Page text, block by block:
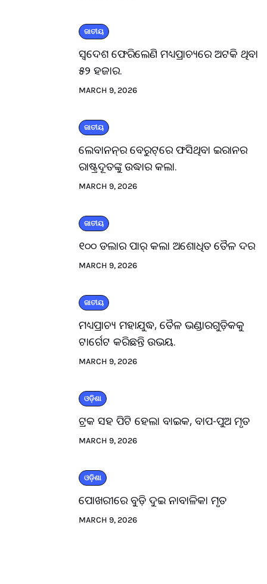
ଜାତୀୟ
ସ୍ବଦେଶ ଫେରିଲେଣି ମଧ୍ୟପ୍ରାଚ୍ୟରେ ଅଟକି ଥିବା
୫୨ ହଜାର.
MARCH 9, 2026
ଜାତୀୟ
ଲେବାନନ୍‌ର ବେରୁଟ୍‌ରେ ଫସିଥିବା ଇରାନର
ରାଷ୍ଟ୍ରଦୂତଙ୍କୁ ଉଦ୍ଧାର କଲା.
MARCH 9, 2026
ଜାତୀୟ
୧୦୦ ଡଲାର ପାର୍ କଲା ଅଶୋଧିତ ତୈଳ ଦର
MARCH 9, 2026
ଜାତୀୟ
ମଧ୍ୟପ୍ରାଚ୍ୟ ମହାଯୁଦ୍ଧ, ତୈଳ ଭଣ୍ଡାରଗୁଡ଼ିକକୁ
ଟାର୍ଗେଟ କରିଛନ୍ତି ଉଭୟ.
MARCH 9, 2026
ଓଡ଼ିଶା
ଟ୍ରକ ସହ ପିଟି ହେଲା ବାଇକ, ବାପ-ପୁଅ ମୃତ
MARCH 9, 2026
ଓଡ଼ିଶା
ପୋଖରୀରେ ବୁଡ଼ି ଦୁଇ ନାବାଳିକା ମୃତ
MARCH 9, 2026